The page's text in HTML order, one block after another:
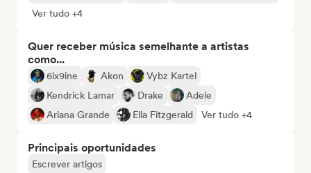
Ver tudo +4
Quer receber música semelhante a artistas
como...
6ix9ine Akon
Vybz Kartel
Kendrick Lamar
Drake
Adele
Ariana Grande
Ella Fitzgerald Ver tudo +4
Principais oportunidades
Escrever artigos